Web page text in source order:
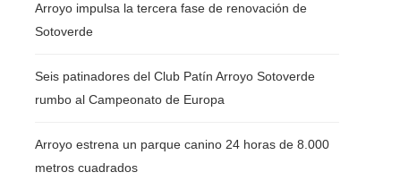
Arroyo impulsa la tercera fase de renovación de
Sotoverde
Seis patinadores del Club Patín Arroyo Sotoverde
rumbo al Campeonato de Europa
Arroyo estrena un parque canino 24 horas de 8.000
metros cuadrados